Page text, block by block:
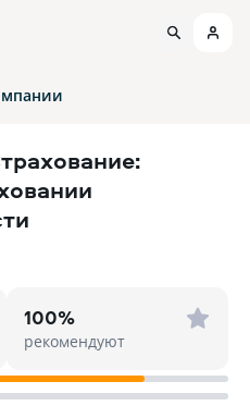
100%
рекомендуют